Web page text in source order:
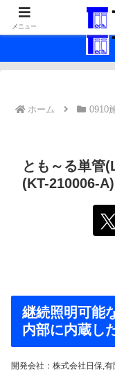
最新
ホーム 0910
とも～る単管
(KT-210006-A)
継続照明可能
内部に内蔵し
開発会社：株式会社日保,
メニュー